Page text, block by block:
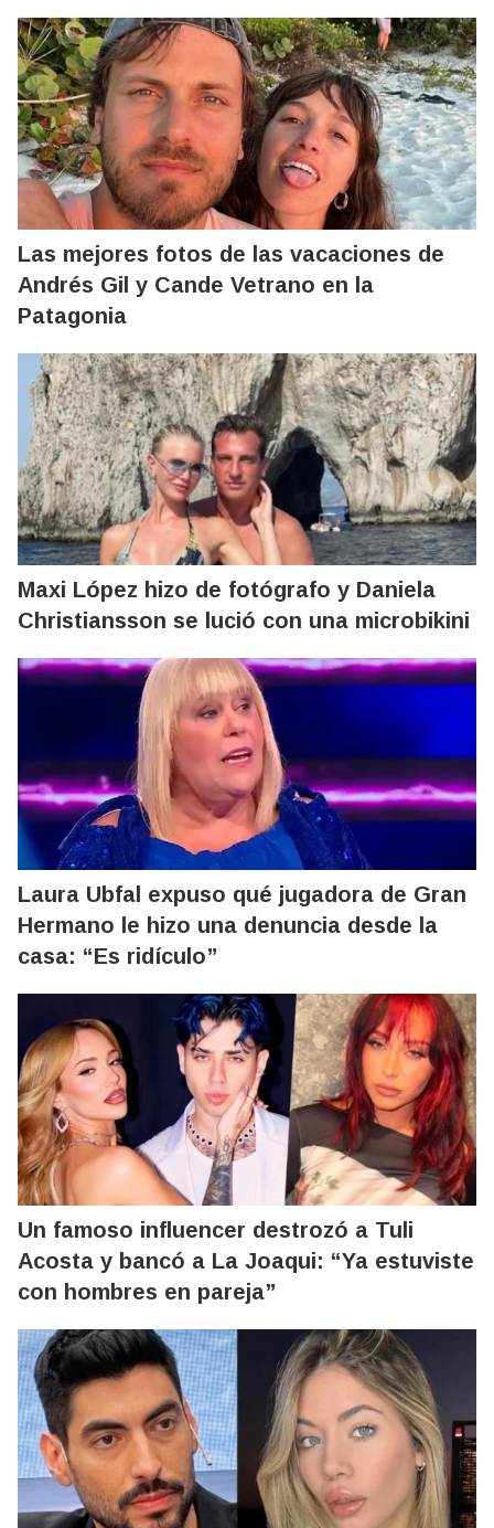
Las mejores fotos de las vacaciones de
Andrés Gil y Cande Vetrano en la
Patagonia
Maxi López hizo de fotógrafo y Daniela
Christiansson se lució con una microbikini
Laura Ubfal expuso qué jugadora de Gran
Hermano le hizo una denuncia desde la
casa: “Es ridículo”
Un famoso influencer destrozó a Tuli
Acosta y bancó a La Joaqui: “Ya estuviste
con hombres en pareja”